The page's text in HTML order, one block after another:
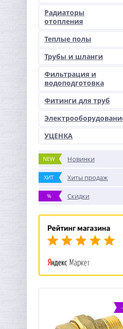
Радиаторы
отопления
Теплые полы
Трубы и шланги
Фильтрация и
водоподготовка
Фитинги для труб
УЦЕНКА
NEW Новинки
ХИТ Хиты продаж
% Скидки